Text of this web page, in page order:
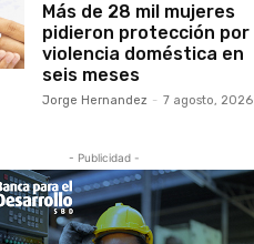
Más de 28 mil mujeres
pidieron protección por
violencia doméstica en
seis meses
Jorge Hernandez - 7 agosto, 2026
- Publicidad -